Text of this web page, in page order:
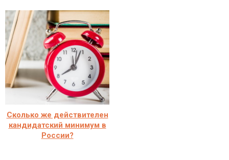
Сколько же действителен
кандидатский минимум в
России?